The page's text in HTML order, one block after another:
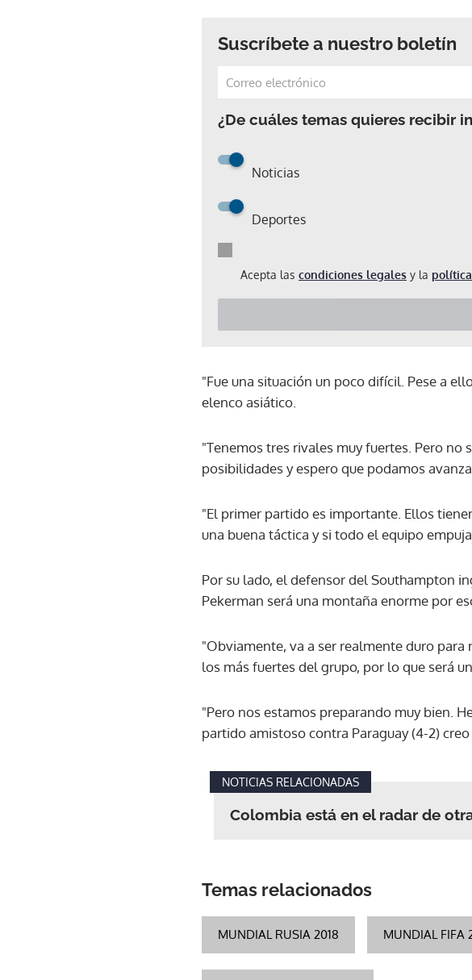
Suscríbete a nuestro boletín
¿De cuáles temas quieres recibir
Noticias
Deportes
Acepta las condiciones legales y la
Gracias
"Fue una situación un poco difícil. Pese a
elenco asiático.
"Tenemos tres rivales muy fuertes. Pero
posibilidades y espero que podamos
"El primer partido es importante. Ellos
una buena táctica y si todo el equipo
Por su lado, el defensor del Southampton
Pekerman será una montaña enorme por
"Obviamente, va a ser realmente duro
los más fuertes del grupo, por lo que será
"Pero nos estamos preparando muy bien.
partido amistoso contra Paraguay (4-2)
NOTICIAS RELACIONADAS
Colombia está en el radar de
Temas relacionados
MUNDIAL RUSIA 2018 MUNDIAL FIFA